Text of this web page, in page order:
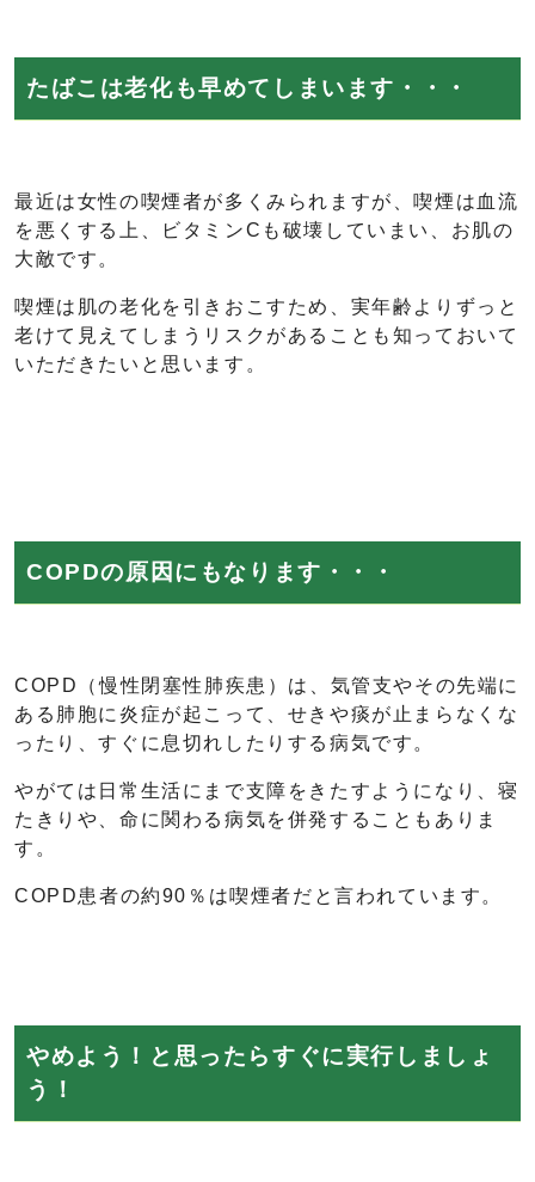
たばこは老化も早めてしまいます・・・
最近は女性の喫煙者が多くみられますが、喫煙は血流
を悪くする上、ビタミンCも破壊していまい、お肌の
大敵です。
喫煙は肌の老化を引きおこすため、実年齢よりずっと
老けて見えてしまうリスクがあることも知っておいて
いただきたいと思います。
COPDの原因にもなります・・・
COPD（慢性閉塞性肺疾患）は、気管支やその先端に
ある肺胞に炎症が起こって、せきや痰が止まらなくな
ったり、すぐに息切れしたりする病気です。
やがては日常生活にまで支障をきたすようになり、寝
たきりや、命に関わる病気を併発することもありま
す。
COPD患者の約90％は喫煙者だと言われています。
やめよう！と思ったらすぐに実行しましょ
う！